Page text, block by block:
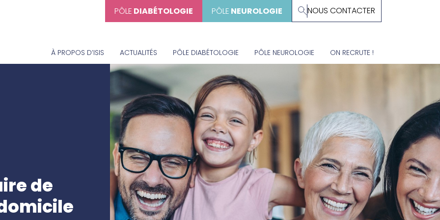
PÔLE DIABÉTOLOGIE PÔLE NEUROLOGIE NOUS CONTACTER
À PROPOS D’ISIS ACTUALITÉS PÔLE DIABÉTOLOGIE PÔLE NEUROLOGIE ON RECRUTE !
de